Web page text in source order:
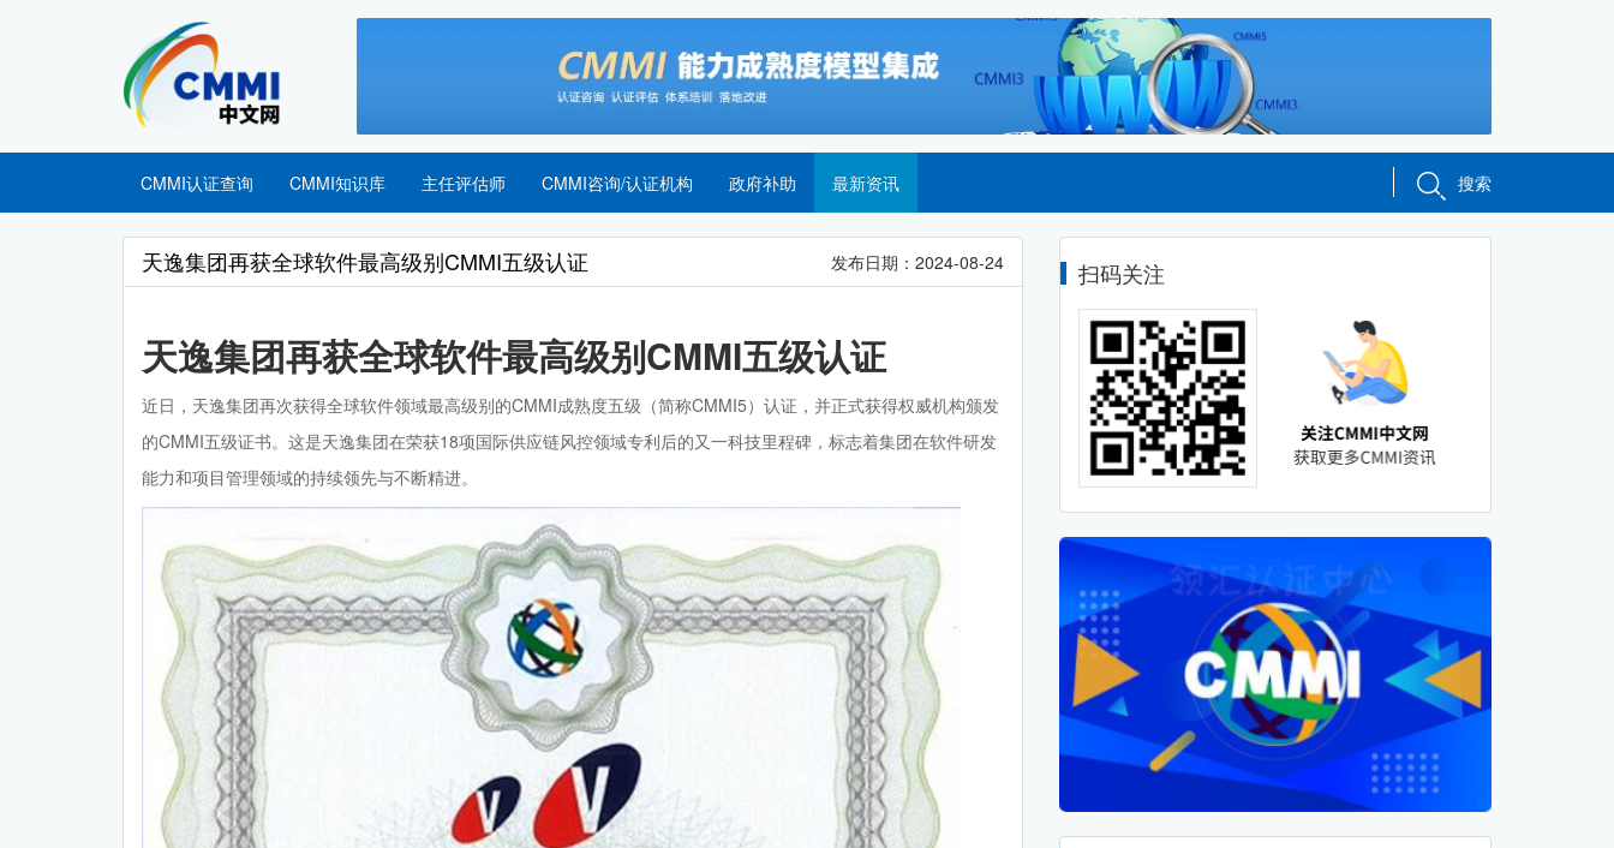
CMMI中文网
CMMI认证查询 CMMI知识库 主任评估师 CMMI咨询/认证机构 政府补助 最新资讯 搜索
天逸集团再获全球软件最高级别CMMI五级认证 发布日期：2024-08-24
天逸集团再获全球软件最高级别CMMI五级认证
近日，天逸集团再次获得全球软件领域最高级别的CMMI成熟度五级（简称CMMI5）认证，并正式获得权威机构颁发
的CMMI五级证书。这是天逸集团在荣获18项国际供应链风控领域专利后的又一科技里程碑，标志着集团在软件研发
能力和项目管理领域的持续领先与不断精进。
扫码关注